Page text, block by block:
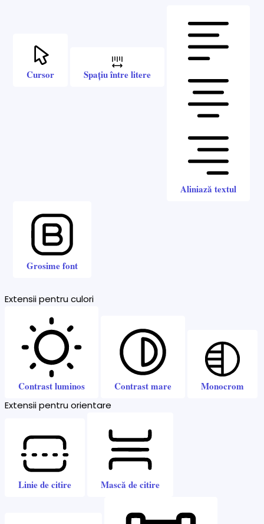
Cursor Spațiu între litere
Aliniază textul
Grosime font
Extensii pentru culori
Contrast luminos Contrast mare Monocrom
Extensii pentru orientare
Linie de citire Mască de citire